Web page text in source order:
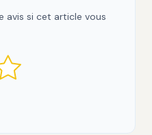
avis si cet article vous